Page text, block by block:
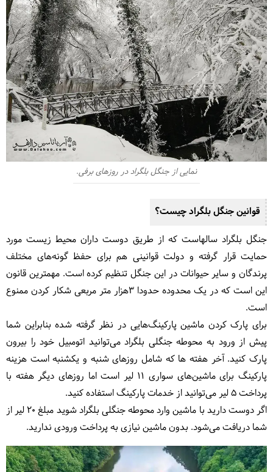
نمایی از جنگل بلگراد در روزهای برفی.
قوانین جنگل بلگراد چیست؟
جنگل بلگراد سالهاست که از طریق دوست داران محیط زیست مورد
حمایت قرار گرفته و دولت قوانینی هم برای حفظ گونه‌های مختلف
پرندگان و سایر حیوانات در این جنگل تنظیم کرده است. مهمترین قانون
این است که در یک محدوده حدودا 3هزار متر مربعی شکار کردن ممنوع
است.
برای پارک کردن ماشین پارکینگ‌هایی در نظر گرفته شده بنابراین شما
پیش از ورود به محوطه جنگلی بلگراد می‌توانید اتومبیل خود را بیرون
پارک کنید. آخر هفته ها که شامل روزهای شنبه و یکشنبه است هزینه
پارکینگ برای ماشین‌های سواری 11 لیر است اما روزهای دیگر هفته با
پرداخت 5 لیر می‌توانید از خدمات پارکینگ استفاده کنید.
اگر دوست دارید با ماشین وارد محوطه جنگلی بلگراد شوید مبلغ 20 لیر از
شما دریافت می‌شود. بدون ماشین نیازی به پرداخت ورودی ندارید.